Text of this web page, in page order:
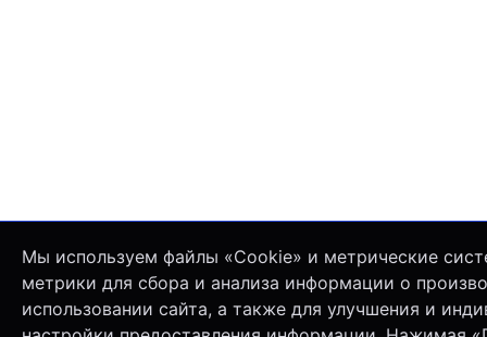
Мы используем файлы «Cookie» и метрические
метрики для сбора и анализа информации о
использовании сайта, а также для улучшения и